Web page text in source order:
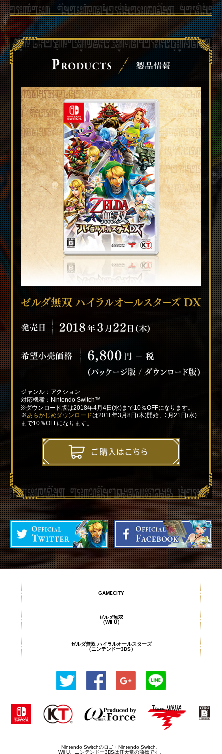
ジャンル：アクション
対応機種：Nintendo Switch™
※ダウンロード版は2018年4月4日(水)まで10％OFFになります。
※あらかじめダウンロードは2018年3月8日(木)開始、3月21日(水)
まで10％OFFになります。
GAMECITY
ゼルダ無双
（Wii U）
ゼルダ無双 ハイラルオールスターズ
（ニンテンドー3DS）
Nintendo Switchのロゴ・Nintendo Switch、
Wii U、ニンテンドー3DSは任天堂の商標です。